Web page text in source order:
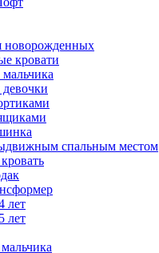
новорожденных
кровати
спальным местом
лет
лет